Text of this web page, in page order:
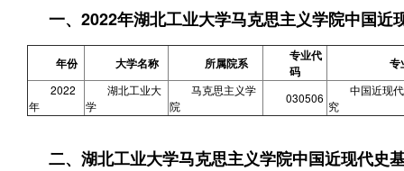
一、2022年湖北工业大学马克思主义学院中国
年份 大学名称 所属院系
专业代
码
专
2022
年
湖北工业大
学
马克思主义学
院
030506
中国近现
究
二、湖北工业大学马克思主义学院中国近现代史